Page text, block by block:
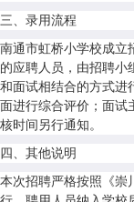
三、录用流程
南通市虹桥小学校成立
的应聘人员，由招聘小
和面试相结合的方式进
面进行综合评价；面试
核时间另行通知。
四、其他说明
本次招聘严格按照《崇